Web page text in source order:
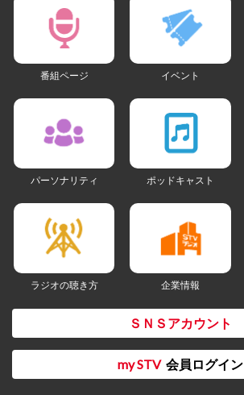
番組ページ イベント
パーソナリティ ポッドキャスト
ラジオの聴き方 企業情報
ＳＮＳアカウント
my STV 会員ログイン